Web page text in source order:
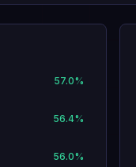
57.0%
56.4%
56.0%